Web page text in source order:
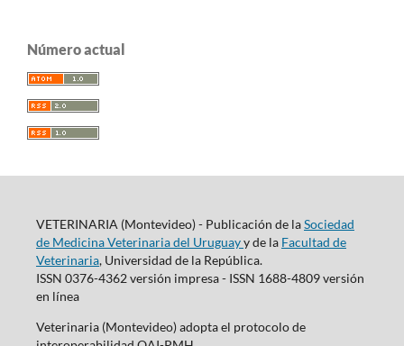
Número actual
VETERINARIA (Montevideo) - Publicación de laSociedad
de Medicina Veterinaria del Uruguayy de la Facultad de
Veterinaria, Universidad de la República.
ISSN 0376-4362 versión impresa - ISSN 1688-4809 versión
en línea
Veterinaria (Montevideo) adopta el protocolo de